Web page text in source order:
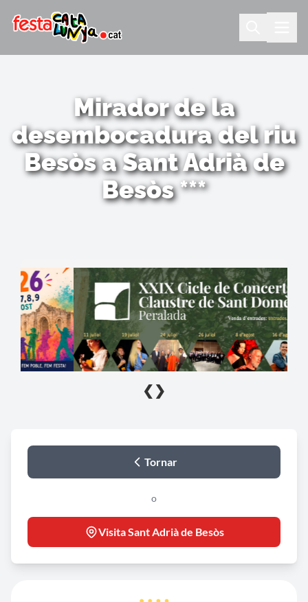
Mirador de la
desembocadura del riu
Besòs a Sant Adrià de
Besòs ***
❮ ❯
Tornar
o
Visita Sant Adrià de Besòs